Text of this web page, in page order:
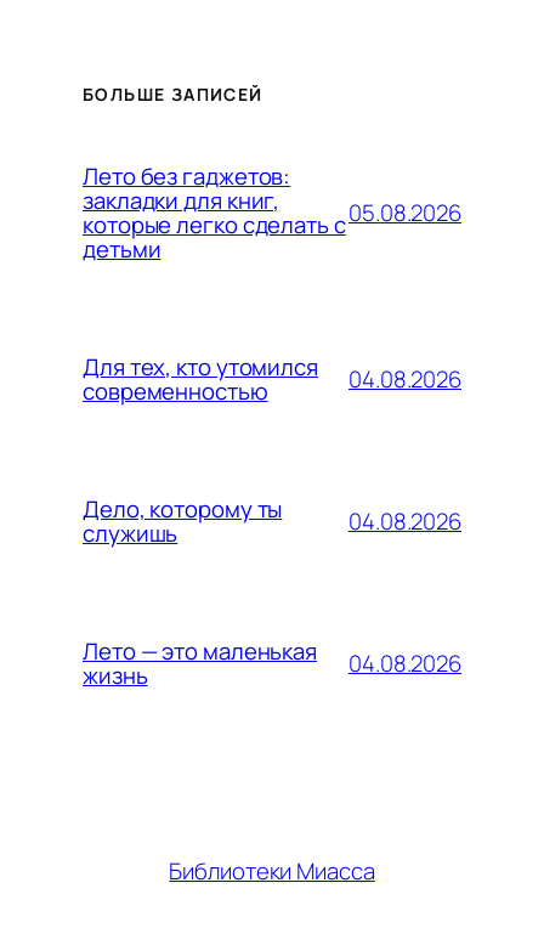
БОЛЬШЕ ЗАПИСЕЙ
Лето без гаджетов:
закладки для книг,
которые легко сделать с
детьми
05.08.2026
Для тех, кто утомился
современностью 04.08.2026
Дело, которому ты
служишь 04.08.2026
Лето — это маленькая
жизнь 04.08.2026
Библиотеки Миасса